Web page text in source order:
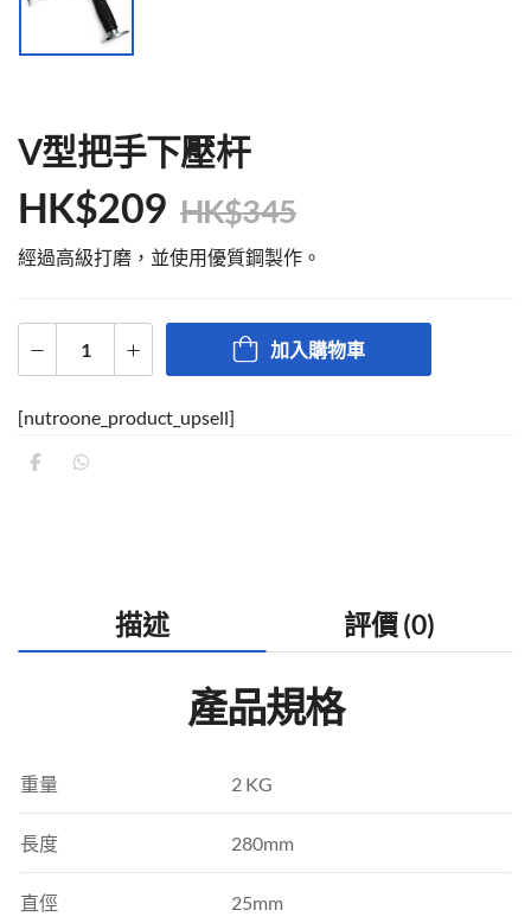
V型把手下壓杆
HK$209 HK$345
經過高級打磨，並使用優質鋼製作。
加入購物車
[nutroone_product_upsell]
描述 評價 (0)
產品規格
重量 2 KG
長度 280mm
直俓 25mm